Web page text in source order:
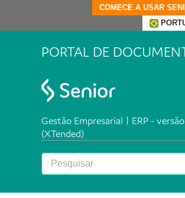
COMECE A USAR
PORTAL DE
Gestão Empresarial | ERP -
(XTended)